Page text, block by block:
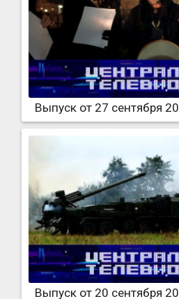
Выпуск от 27 сентября
Выпуск от 20 сентября